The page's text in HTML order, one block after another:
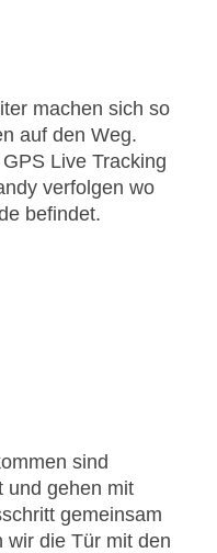
machen sich so
auf den Weg.
Live Tracking
verfolgen wo
befindet.
sind
und gehen mit
gemeinsam
wir die Tür mit den